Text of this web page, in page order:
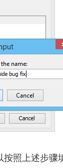
照上述步骤